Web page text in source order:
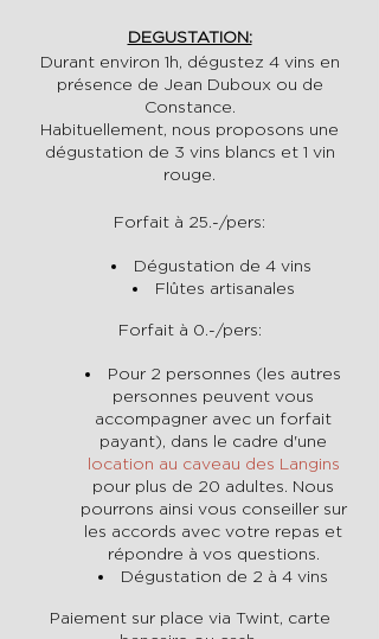
DEGUSTATION:
Durant environ 1h, dégustez 4 vins en
présence de Jean Duboux ou de
Constance.
Habituellement, nous proposons une
dégustation de 3 vins blancs et 1 vin
rouge.
Forfait à 25.-/pers:
Dégustation de 4 vins
Flûtes artisanales
Forfait à 0.-/pers:
Pour 2 personnes (les autres
personnes peuvent vous
accompagner avec un forfait
payant), dans le cadre d'une
location au caveau des Langins
pour plus de 20 adultes. Nous
pourrons ainsi vous conseiller sur
les accords avec votre repas et
répondre à vos questions.
Dégustation de 2 à 4 vins
Paiement sur place via Twint, carte